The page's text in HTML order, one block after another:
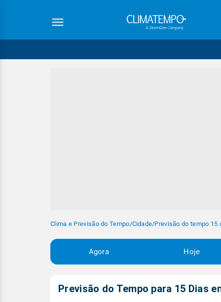
Clima e Previsão do Tempo/Cidade/Previsão do tempo 15
Agora Hoje
Previsão do Tempo para 15 Dias